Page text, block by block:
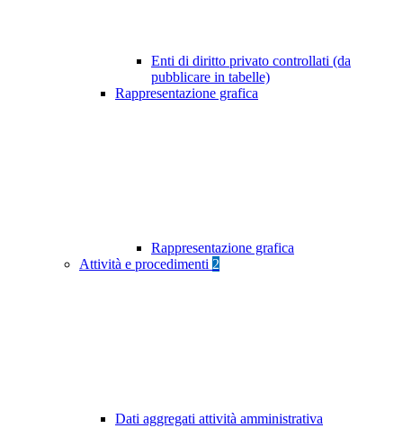
Enti di diritto privato controllati (da
pubblicare in tabelle)
Rappresentazione grafica
Rappresentazione grafica
Attività e procedimenti 2
Dati aggregati attività amministrativa